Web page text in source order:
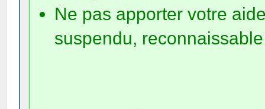
Ne pas apporter votre
suspendu,